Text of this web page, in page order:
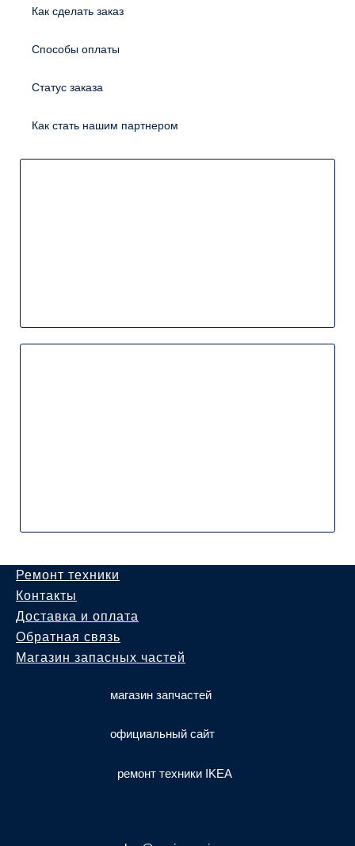
Как сделать заказ
Способы оплаты
Статус заказа
Как стать нашим партнером
Ремонт техники
Контакты
Доставка и оплата
Обратная связь
Магазин запасных частей
магазин запчастей
официальный сайт
ремонт техники IKEA